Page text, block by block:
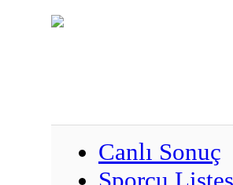
Canlı Sonuç